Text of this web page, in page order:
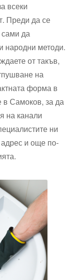
всеки
Преди да се
сами да
народни методи.
от такъв,
на
форма в
в Самоков, за да
на канали
ни
и още по-